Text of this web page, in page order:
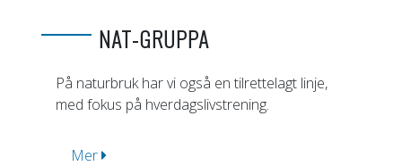
NAT-GRUPPA
På naturbruk har vi også en tilrettelagt linje,
med fokus på hverdagslivstrening.
Mer